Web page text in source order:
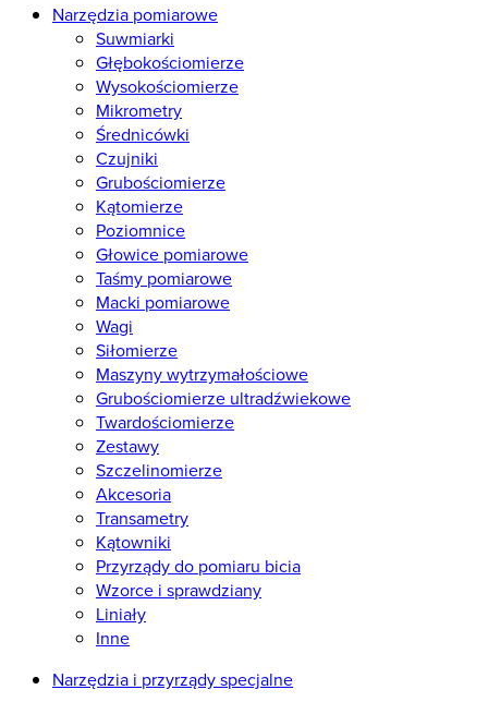
Narzędzia pomiarowe
Suwmiarki
Głębokościomierze
Wysokościomierze
Mikrometry
Średnicówki
Czujniki
Grubościomierze
Kątomierze
Poziomnice
Głowice pomiarowe
Taśmy pomiarowe
Macki pomiarowe
Wagi
Siłomierze
Maszyny wytrzymałościowe
Grubościomierze ultradźwiekowe
Twardościomierze
Zestawy
Szczelinomierze
Akcesoria
Transametry
Kątowniki
Przyrządy do pomiaru bicia
Wzorce i sprawdziany
Liniały
Inne
Narzędzia i przyrządy specjalne